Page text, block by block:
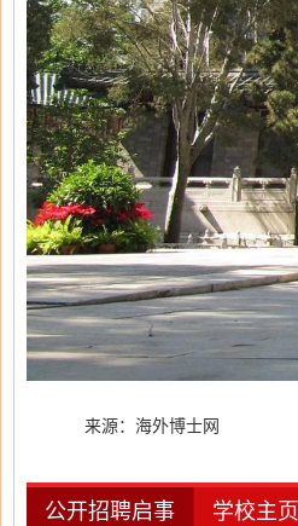
来源：海外博士网
公开招聘启事 学校主页